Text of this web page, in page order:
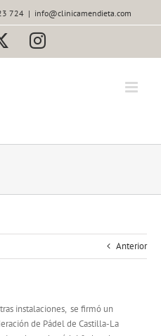
724 | info@clinicamendieta.com
Instagram
Anterior
instalaciones, se firmó un
de Pádel de Castilla-La